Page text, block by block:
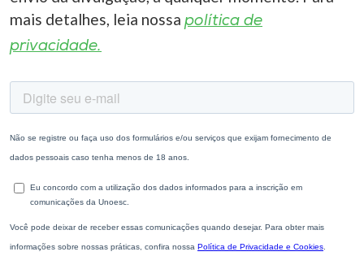
mais detalhes, leia nossa política de
privacidade.